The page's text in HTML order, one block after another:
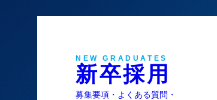
NEW GRADUATES
新卒採用
募集要項・よくある質問・